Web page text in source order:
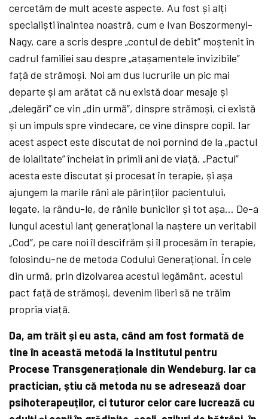
cercetăm de mult aceste aspecte. Au fost și alți
specialiști înaintea noastră, cum e Ivan Boszormenyi-
Nagy, care a scris despre „contul de debit” moștenit în
cadrul familiei sau despre „atașamentele invizibile”
față de strămoși. Noi am dus lucrurile un pic mai
departe și am arătat că nu există doar mesaje și
„delegări” ce vin „din urmă”, dinspre strămoși, ci există
și un impuls spre vindecare, ce vine dinspre copil. Iar
acest aspect este discutat de noi pornind de la „pactul
de loialitate” încheiat în primii ani de viață. „Pactul”
acesta este discutat și procesat în terapie, și așa
ajungem la marile răni ale părinților pacientului,
legate, la rându-le, de rănile bunicilor și tot așa… De-a
lungul acestui lanț generațional ia naștere un veritabil
„Cod”, pe care noi îl descifrăm și îl procesăm în terapie,
folosindu-ne de metoda Codului Generațional. În cele
din urmă, prin dizolvarea acestui legământ, acestui
pact față de strămoși, devenim liberi să ne trăim
propria viață.
Da, am trăit și eu asta, când am fost formată de
tine în această metodă la Institutul pentru
Procese Transgeneraționale din Wendeburg. Iar ca
practician, știu că metoda nu se adresează doar
psihoterapeuților, ci tuturor celor care lucrează cu